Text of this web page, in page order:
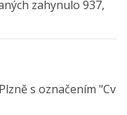
zahynulo 937,
s označením "Cv